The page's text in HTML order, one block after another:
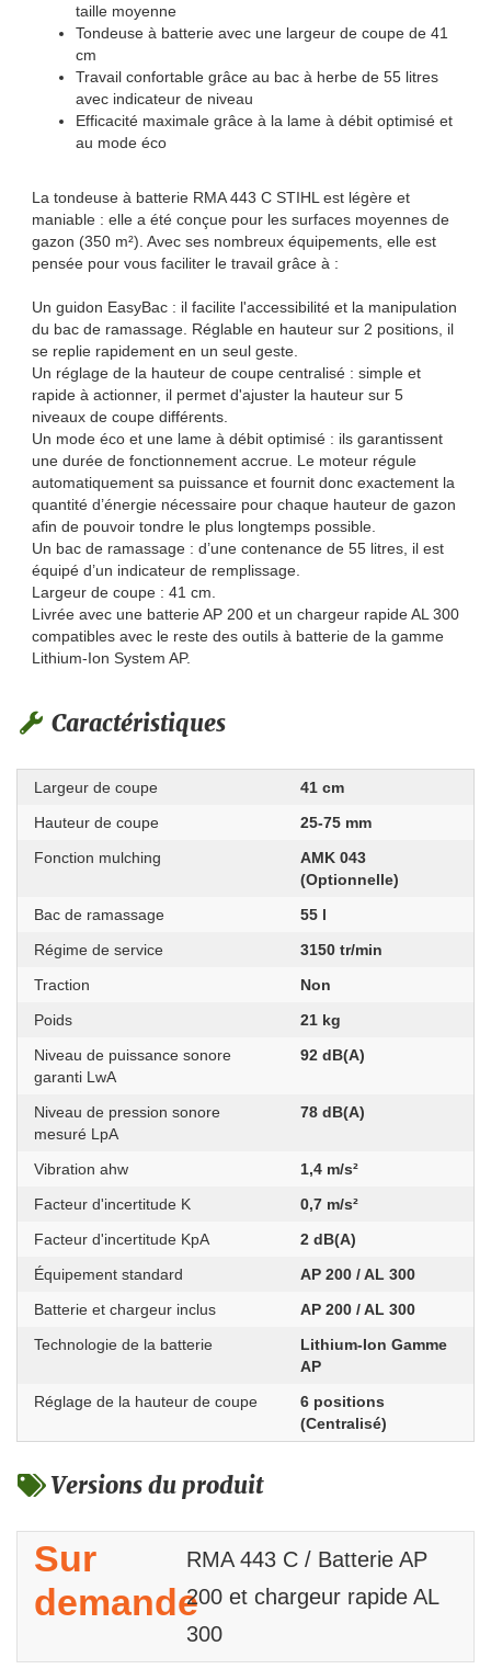
taille moyenne
Tondeuse à batterie avec une largeur de coupe de 41
cm
Travail confortable grâce au bac à herbe de 55 litres
avec indicateur de niveau
Efficacité maximale grâce à la lame à débit optimisé et
au mode éco
La tondeuse à batterie RMA 443 C STIHL est légère et
maniable : elle a été conçue pour les surfaces moyennes de
gazon (350 m²). Avec ses nombreux équipements, elle est
pensée pour vous faciliter le travail grâce à :
Un guidon EasyBac : il facilite l'accessibilité et la manipulation
du bac de ramassage. Réglable en hauteur sur 2 positions, il
se replie rapidement en un seul geste.
Un réglage de la hauteur de coupe centralisé : simple et
rapide à actionner, il permet d'ajuster la hauteur sur 5
niveaux de coupe différents.
Un mode éco et une lame à débit optimisé : ils garantissent
une durée de fonctionnement accrue. Le moteur régule
automatiquement sa puissance et fournit donc exactement la
quantité d’énergie nécessaire pour chaque hauteur de gazon
afin de pouvoir tondre le plus longtemps possible.
Un bac de ramassage : d’une contenance de 55 litres, il est
équipé d’un indicateur de remplissage.
Largeur de coupe : 41 cm.
Livrée avec une batterie AP 200 et un chargeur rapide AL 300
compatibles avec le reste des outils à batterie de la gamme
Lithium-Ion System AP.
Caractéristiques
Largeur de coupe
41 cm
Hauteur de coupe
25-75 mm
Fonction mulching
AMK 043
(Optionnelle)
Bac de ramassage
55 l
Régime de service
3150 tr/min
Traction
Non
Poids
21 kg
Niveau de puissance sonore
garanti LwA
92 dB(A)
Niveau de pression sonore
mesuré LpA
78 dB(A)
Vibration ahw
1,4 m/s²
Facteur d'incertitude K
0,7 m/s²
Facteur d'incertitude KpA
2 dB(A)
Équipement standard
AP 200 / AL 300
Batterie et chargeur inclus
AP 200 / AL 300
Technologie de la batterie
Lithium-Ion Gamme
AP
Réglage de la hauteur de coupe
6 positions
(Centralisé)
Versions du produit
Sur
demande
RMA 443 C / Batterie AP
200 et chargeur rapide AL
300